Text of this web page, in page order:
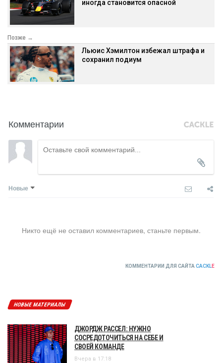
иногда становится опасной
Позже →
Льюис Хэмилтон избежал штрафа и
сохранил подиум
Комментарии
Новые
Никто ещё не оставил комментариев, станьте первым.
КОММЕНТАРИИ ДЛЯ САЙТА CACKLE
НОВЫЕ МАТЕРИАЛЫ
ДЖОРДЖ РАССЕЛ: НУЖНО
СОСРЕДОТОЧИТЬСЯ НА СЕБЕ И
СВОЕЙ КОМАНДЕ
Вчера в 17:18